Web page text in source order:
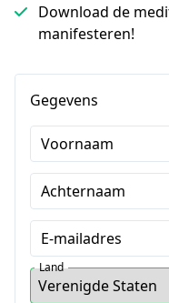
Download de
manifesteren!
Gegevens
Voornaam
Achternaam
E-mailadres
Land